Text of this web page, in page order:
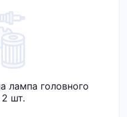
лампа головного
2 шт.